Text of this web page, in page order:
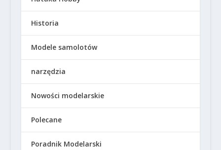
Historia
Modele samolotów
narzędzia
Nowości modelarskie
Polecane
Poradnik Modelarski